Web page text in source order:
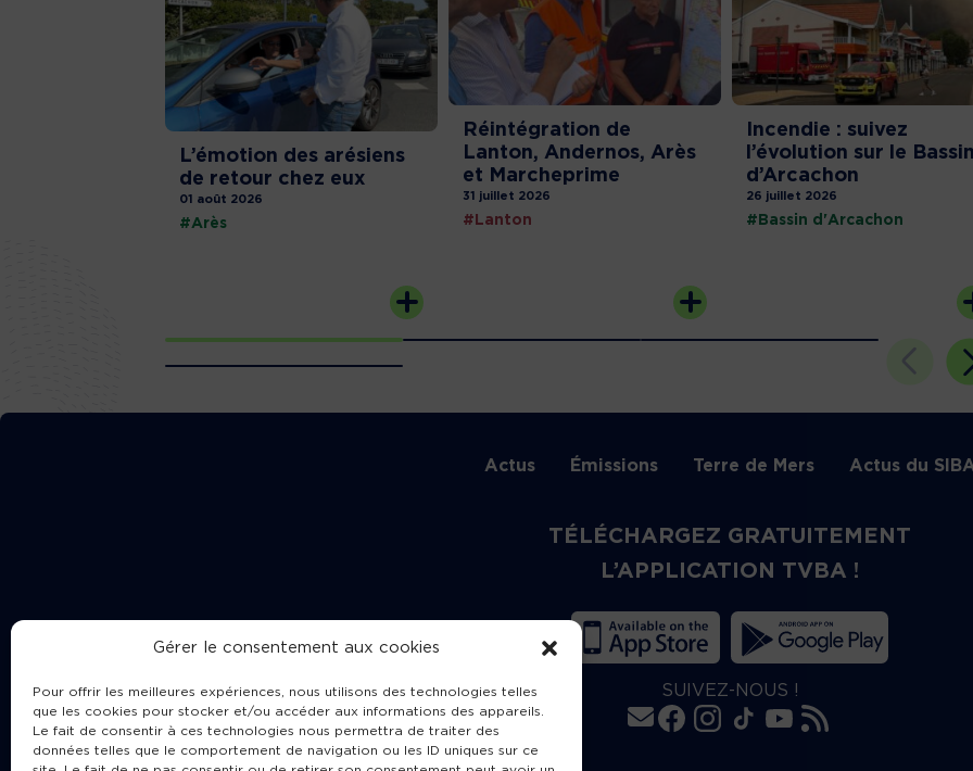
Gérer le consentement aux cookies
Pour offrir les meilleures expériences, nous utilisons des technologies telles
que les cookies pour stocker et/ou accéder aux informations des appareils.
Le fait de consentir à ces technologies nous permettra de traiter des
données telles que le comportement de navigation ou les ID uniques sur ce
L’émotion des arésiens
de retour chez eux
01 août 2026
#Arès
Réintégration de
Lanton, Andernos, Arès
et Marcheprime
31 juillet 2026
#Lanton
Incendie : suivez
l’évolution sur le
d’Arcachon
26 juillet 2026
#Bassin d'Arcachon
Actus Émissions Terre de Mers Actus du
TÉLÉCHARGEZ GRATUITEMENT
L’APPLICATION TVBA !
SUIVEZ-NOUS !